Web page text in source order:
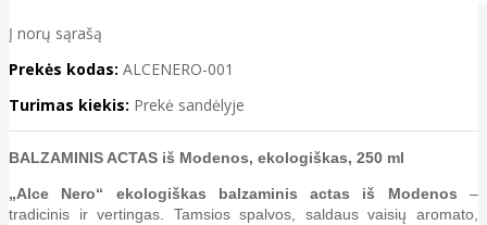
Į norų sąrašą
Prekės kodas: ALCENERO-001
Turimas kiekis: Prekė sandėlyje
BALZAMINIS ACTAS iš Modenos, ekologiškas, 250 ml
„Alce Nero“ ekologiškas balzaminis actas iš Modenos –
tradicinis ir vertingas. Tamsios spalvos, saldaus vaisių aromato,